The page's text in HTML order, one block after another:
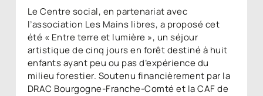
Le Centre social, en partenariat avec
l’association Les Mains libres, a proposé cet
été « Entre terre et lumière », un séjour
artistique de cinq jours en forêt destiné à huit
enfants ayant peu ou pas d’expérience du
milieu forestier. Soutenu financièrement par la
DRAC Bourgogne-Franche-Comté et la CAF de